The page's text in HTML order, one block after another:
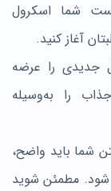
شما اسکرول
آغاز کنید.
جدیدی را عرضه
را به‌وسیله
شما باید واضح،
مطمئن شوید